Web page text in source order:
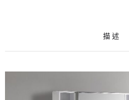
描述